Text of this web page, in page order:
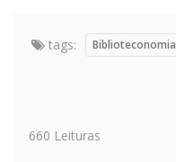
tags: Biblioteconomia
660 Leituras